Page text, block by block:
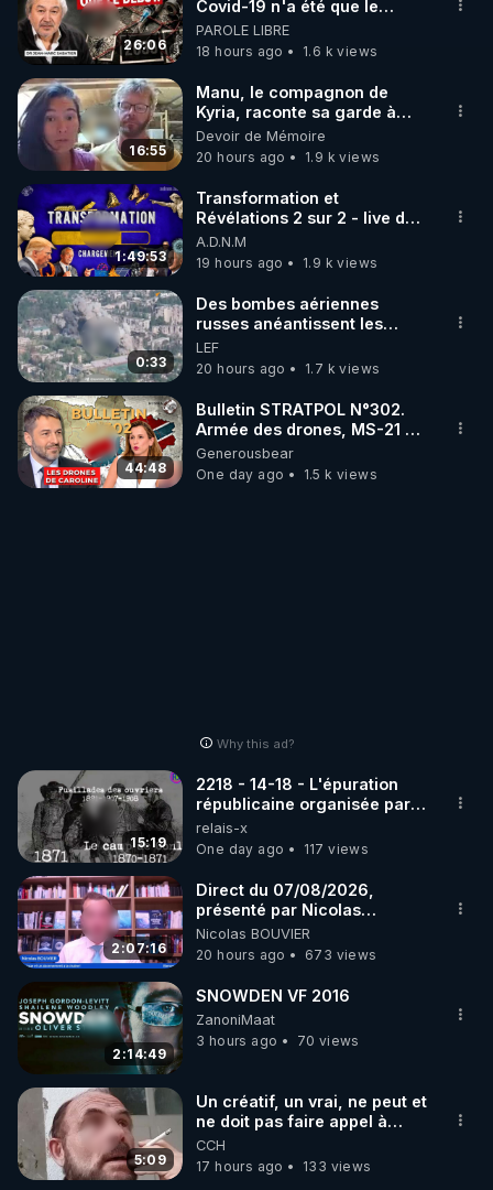
▶ 30 jours gratuit sur l’application de méditation et
de bien-être ENVOL :
Rendez-vous sur https://www.envol.app/code
le code : REGENERE
26:06
Covid-19 n'a été que le
début - L'ARNm & l'ARNm-aa
jusqu où auront-t-il ?
PAROLE LIBRE
18 hours ago
1.6 k views
16:55
Manu, le compagnon de
Kyria, raconte sa garde à
vue musclée. PARTAGEZ!
Devoir de Mémoire
20 hours ago
1.9 k views
1:49:53
Transformation et
Révélations 2 sur 2 - live du
07/08/26
A.D.N.M
19 hours ago
1.9 k views
0:33
Des bombes aériennes
russes anéantissent les
centres de contrôle de
drones de 3 brigades
ukrainienne
LEF
20 hours ago
1.7 k views
44:48
Bulletin STRATPOL N°302.
Armée des drones, MS-21 en
série, missiles coréens.
07.08.2026.
Generousbear
One day ago
1.5 k views
Why this ad?
15:19
2218 - 14-18 - L'épuration
républicaine organisée par
les frères de la truelle
relais-x
One day ago
117 views
2:07:16
Direct du 07/08/2026,
présenté par Nicolas
BOUVIER
Nicolas BOUVIER
20 hours ago
673 views
2:14:49
SNOWDEN VF 2016
ZanoniMaat
3 hours ago
70 views
5:09
Un créatif, un vrai, ne peut et
ne doit pas faire appel à
l'intelligence artificielle
CCH
17 hours ago
133 views